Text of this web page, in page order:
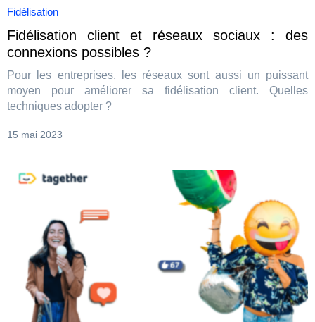
Fidélisation
Fidélisation client et réseaux sociaux : des
connexions possibles ?
Pour les entreprises, les réseaux sont aussi un puissant
moyen pour améliorer sa fidélisation client. Quelles
techniques adopter ?
15 mai 2023